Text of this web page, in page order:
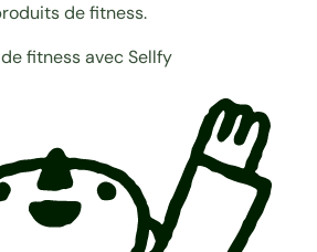
de fitness.
fitness avec Sellfy